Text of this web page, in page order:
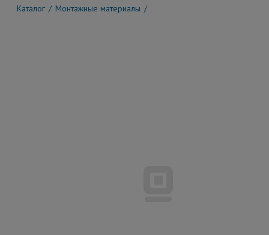
Каталог Монтажные материалы